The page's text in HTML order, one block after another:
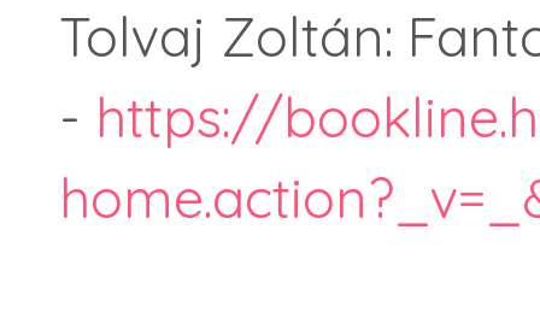
Tolvaj Zoltán:
- https://